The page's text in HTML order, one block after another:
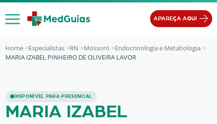
Ir para o conteúdo
APAREÇA AQUI
Home Especialistas RN Mossoró
Endocrinologia e Metabologia
MARIA IZABEL PINHEIRO DE OLIVEIRA LAVOR
DISPONÍVEL PARA PRESENCIAL
MARIA IZABEL PINHEIRO DE
MARIA IZABEL